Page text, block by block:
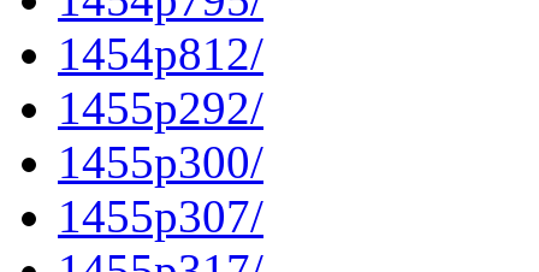
1454p812/
1455p292/
1455p300/
1455p307/